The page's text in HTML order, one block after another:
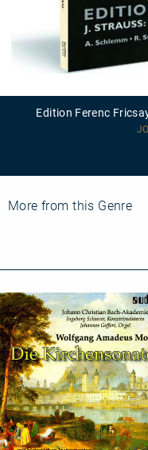
Fledermaus
Edition Ferenc
More from this Genre